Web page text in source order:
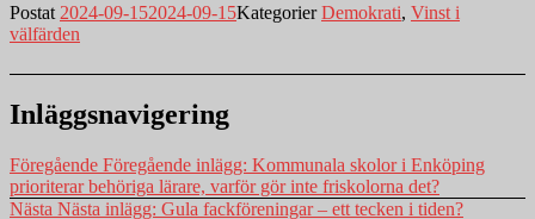
Postat 2024-09-152024-09-15KategorierDemokrati, Vinst i
välfärden
Inläggsnavigering
Föregående Föregående inlägg: Kommunala skolor i Enköping
prioriterar behöriga lärare, varför gör inte friskolorna det?
Nästa Nästa inlägg: Gula fackföreningar – ett tecken i tiden?